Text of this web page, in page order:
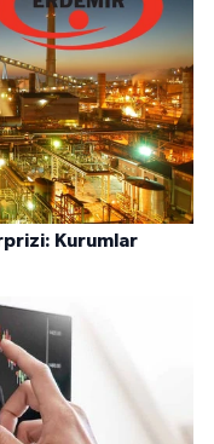
Kurumlar